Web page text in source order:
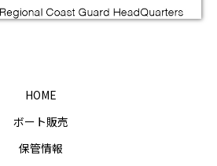
HOME
ボート販売
保管情報